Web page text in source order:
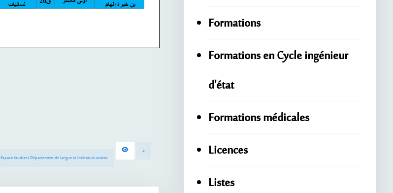
Espace étudiant Département de langue et littérature arabes
2
Formations
Formations en Cycle ingénieur
d'état
Formations médicales
Licences
Listes